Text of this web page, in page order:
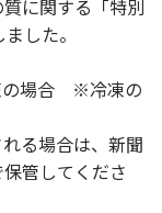
に関する「特別
した。
の場合 ※冷凍の
る場合は、新聞
管してくださ